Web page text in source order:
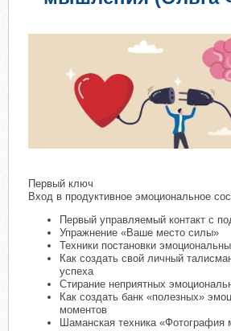
Первый ключ
Вход в продуктивное эмоциональное
Первый управляемый контакт с
Упражнение «Ваше место силы»
Техники постановки
Как создать свой личный
успеха
Стирание неприятных
Как создать банк «полезных»
моментов
Шаманская техника «Фотография